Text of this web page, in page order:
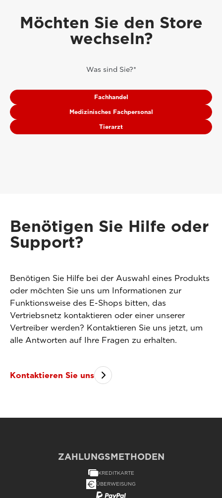
Möchten Sie den Store
wechseln?
Was sind Sie?*
Fachhandel
Medizinisches Fachpersonal
Tierarzt
Benötigen Sie Hilfe oder
Support?
Benötigen Sie Hilfe bei der Auswahl eines Produkts
oder möchten Sie uns um Informationen zur
Funktionsweise des E-Shops bitten, das
Vertriebsnetz kontaktieren oder einer unserer
Vertreiber werden? Kontaktieren Sie uns jetzt, um
alle Antworten auf Ihre Fragen zu erhalten.
Kontaktieren Sie uns
ZAHLUNGSMETHODEN
KREDITKARTE
ÜBERWEISUNG